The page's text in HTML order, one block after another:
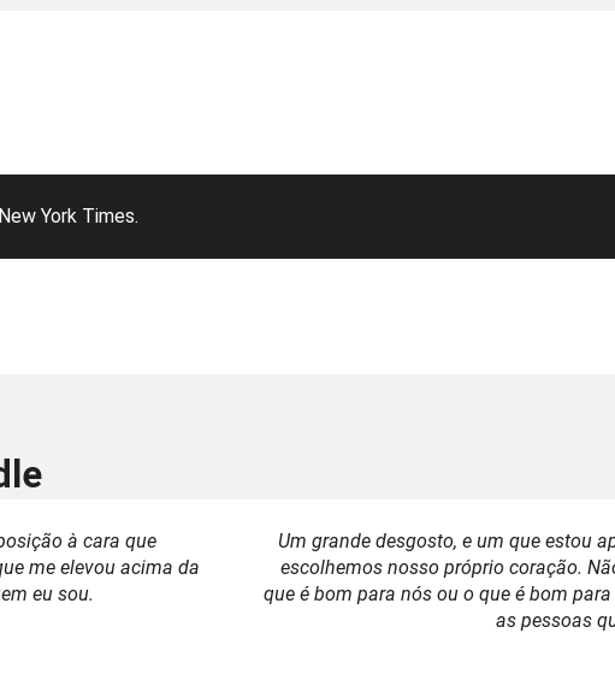
York Times.
à cara que
me elevou acima da
eu sou.
Um grande desgosto, e um que estou
escolhemos nosso próprio coração.
que é bom para nós ou o que é bom
as pessoas